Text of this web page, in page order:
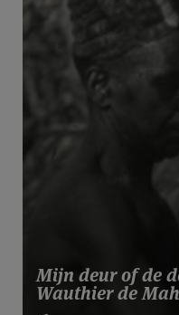
Mijn deur of de
Wauthier de